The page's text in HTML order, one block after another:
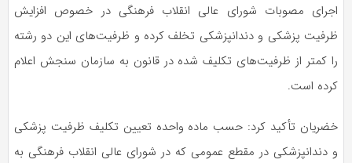
اجرای مصوبات شورای عالی انقلاب فرهنگیدر خصوص افزایش
ظرفیت پزشکی و دندانپزشکی تخلف کرده و ظرفیت‌های این دو رشته
را کمتر از ظرفیت‌های تکلیف شده در قانون به سازمان سنجش اعلام
کرده است.
خضریان تأکید کرد: حسب ماده واحده تعیین تکلیف ظرفیت پزشکی
و دندانپزشکی در مقطع عمومی که در شورای عالی انقلاب فرهنگی به